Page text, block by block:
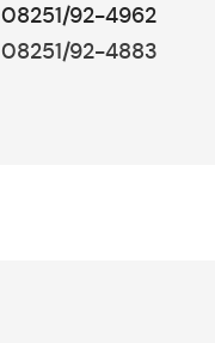
08251/92-4962
08251/92-4883